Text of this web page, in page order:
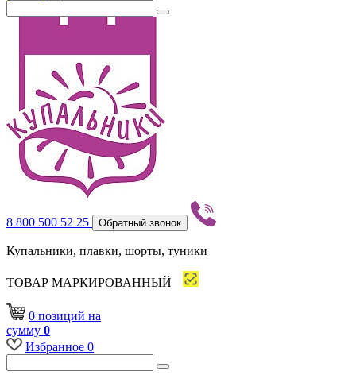
8 800 500 52 25 Обратный звонок
Купальники, плавки, шорты, туники
ТОВАР МАРКИРОВАННЫЙ
0 позиций на
сумму 0
Избранное 0